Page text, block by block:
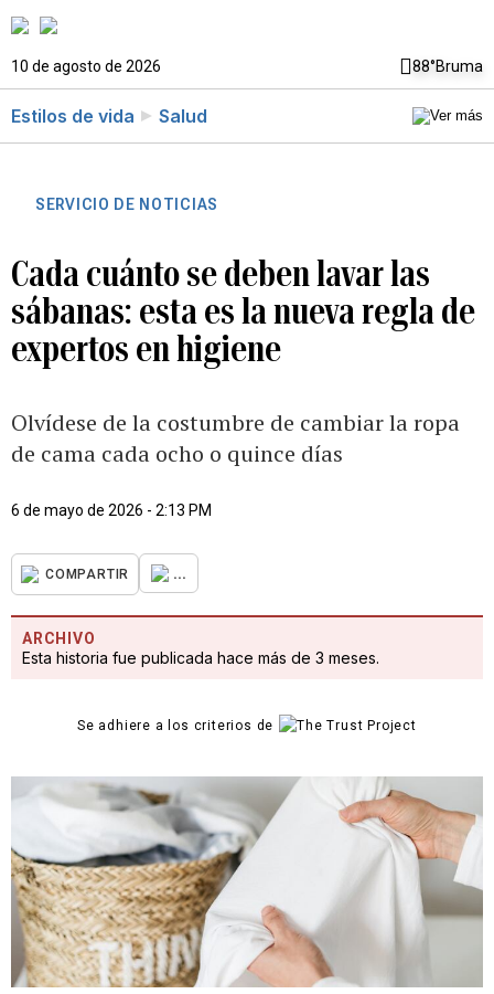
10 de agosto de 2026 88°Bruma
Estilos de vida Salud
SERVICIO DE NOTICIAS
Cada cuánto se deben lavar las
sábanas: esta es la nueva regla de
expertos en higiene
Olvídese de la costumbre de cambiar la ropa
de cama cada ocho o quince días
6 de mayo de 2026 - 2:13 PM
COMPARTIR ...
ARCHIVO
Esta historia fue publicada hace más de 3 meses.
Se adhiere a los criterios de